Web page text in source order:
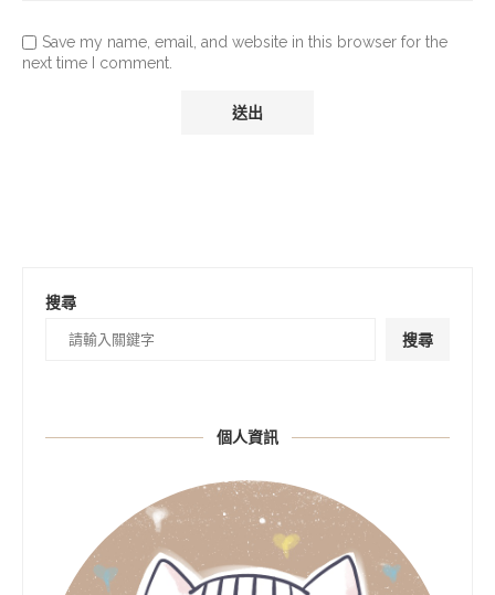
Save my name, email, and website in this browser for the
next time I comment.
搜尋
搜尋
個人資訊